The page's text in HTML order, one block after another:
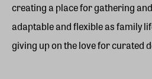
creating a place for gathering
adaptable and flexible as family
giving up on the love for curated